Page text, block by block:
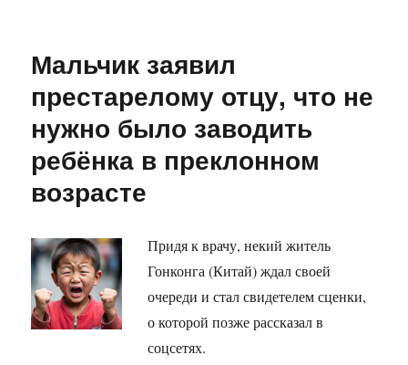
Мальчик заявил
престарелому отцу, что не
нужно было заводить
ребёнка в преклонном
возрасте
Придя к врачу, некий житель
Гонконга (Китай) ждал своей
очереди и стал свидетелем сценки,
о которой позже рассказал в
соцсетях.